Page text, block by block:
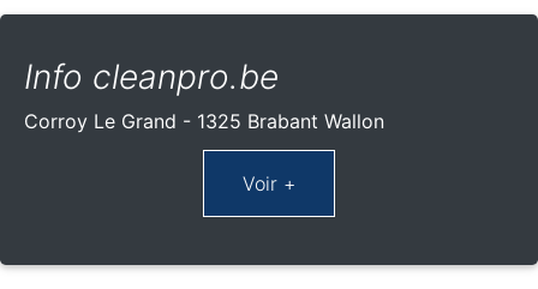
Info cleanpro.be
Corroy Le Grand - 1325 Brabant Wallon